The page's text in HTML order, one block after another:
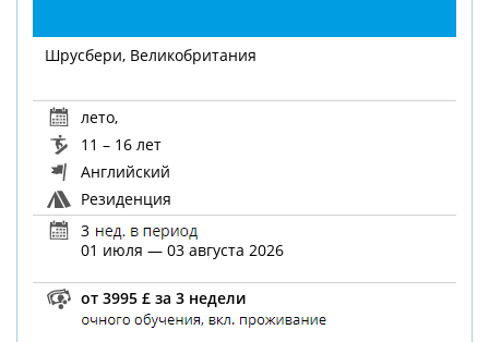
Шрусбери, Великобритания
лето,
11 – 16 лет
Английский
Резиденция
3
01 июля — 03 августа 2026
от 3995 £ за 3 недели